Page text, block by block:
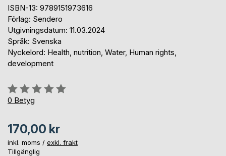
ISBN-13: 9789151973616
Förlag: Sendero
Utgivningsdatum: 11.03.2024
Språk: Svenska
Nyckelord: Health, nutrition, Water, Human rights,
development
Betyg::
0%
0 Betyg
170,00 kr
inkl. moms / exkl. frakt
Tillgänglig